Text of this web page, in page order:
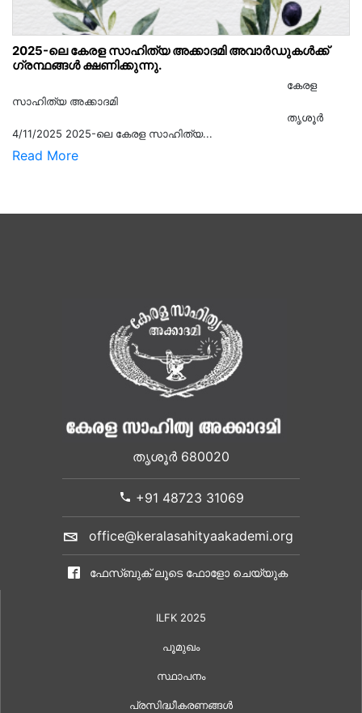
2025-ലെ കേരള സാഹിത്യ അക്കാദമി അവാർഡുകൾക്ക്
ഗ്രന്ഥങ്ങൾ ക്ഷണിക്കുന്നു.
കേരള
സാഹിത്യ അക്കാദമി
തൃശൂര്‍
4/11/2025 2025-ലെ കേരള സാഹിത്യ...
Read More
തൃശൂർ 680020
+91 48723 31069
office@keralasahityaakademi.org
ഫേസ്ബുക് ലൂടെ ഫോളോ ചെയ്യുക
ILFK 2025
പൂമുഖം
സ്ഥാപനം
പ്രസിദ്ധീകരണങ്ങൾ